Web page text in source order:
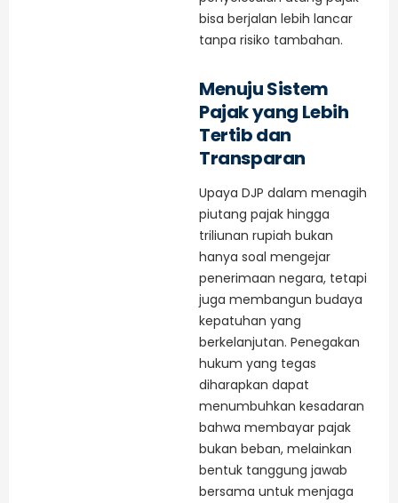
bisa berjalan lebih lancar
tanpa risiko tambahan.
Menuju Sistem
Pajak yang Lebih
Tertib dan
Transparan
Upaya DJP dalam menagih
piutang pajak hingga
triliunan rupiah bukan
hanya soal mengejar
penerimaan negara, tetapi
juga membangun budaya
kepatuhan yang
berkelanjutan. Penegakan
hukum yang tegas
diharapkan dapat
menumbuhkan kesadaran
bahwa membayar pajak
bukan beban, melainkan
bentuk tanggung jawab
bersama untuk menjaga